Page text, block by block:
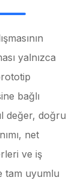
yalnızca
bağlı
değer, doğru
net
ve iş
tam uyumlu